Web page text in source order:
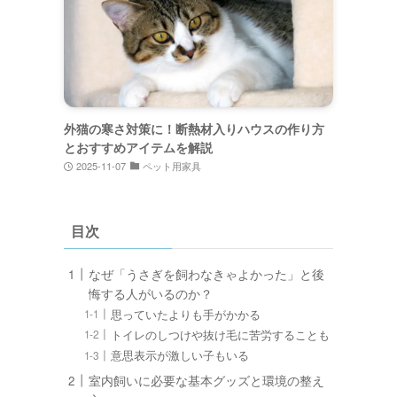
外猫の寒さ対策に！断熱材入りハウスの作り方
とおすすめアイテムを解説
2025-11-07 ペット用家具
目次
なぜ「うさぎを飼わなきゃよかった」と後
悔する人がいるのか？
思っていたよりも手がかかる
トイレのしつけや抜け毛に苦労することも
意思表示が激しい子もいる
室内飼いに必要な基本グッズと環境の整え